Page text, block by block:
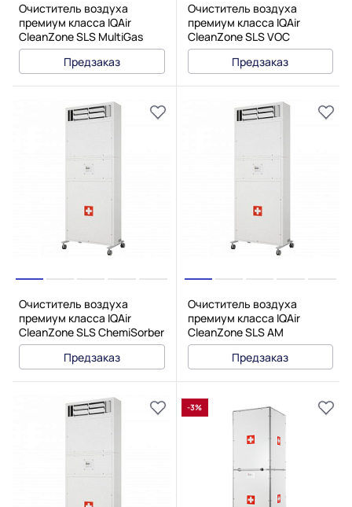
Очиститель воздуха
премиум класса IQAir
CleanZone SLS MultiGas
Предзаказ
Очиститель воздуха
премиум класса IQAir
CleanZone SLS VOC
Предзаказ
Очиститель воздуха
премиум класса IQAir
CleanZone SLS ChemiSorber
Предзаказ
Очиститель воздуха
премиум класса IQAir
CleanZone SLS AM
Предзаказ
-3%